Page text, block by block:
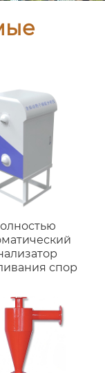
спор